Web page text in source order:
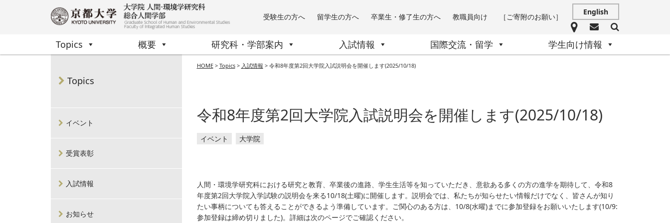
受験生の方へ 留学生の方へ 卒業生・修了生の方へ 教職員向け ［ご寄附のお願い］
English
Topics 概要 研究科・学部案内 入試情報 国際交流・留学 学生向け情報
HOME> Topics> 入試情報 > 令和8年度第2回大学院入試説明会を開催します(2025/10/18)
令和8年度第2回大学院入試説明会を開催します(2025/10/18)
イベント 大学院
人間・環境学研究科における研究と教育、卒業後の進路、学生生活等を知っていただき、意欲ある多くの方の進学を期待して、令和8
年度第2回大学院入学試験の説明会を来る10/18(土曜)に開催します。説明会では、私たちが知らせたい情報だけでなく、皆さんが知り
たい事柄についても答えることができるよう準備しています。ご関心のある方は、10/8(水曜)までに参加登録をお願いいたします(10/9:
参加登録は締め切りました)。詳細は次のページでご確認ください。
Topics
イベント
受賞表彰
入試情報
お知らせ